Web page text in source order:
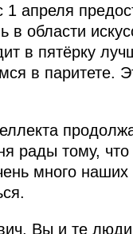
апреля
области
в пятёрку
в паритете.
рады тому,
много
Вы и те